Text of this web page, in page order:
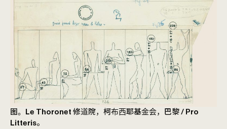
图。Le Thoronet 修道院，柯布西耶基金会，巴黎 / Pro
Litteris。